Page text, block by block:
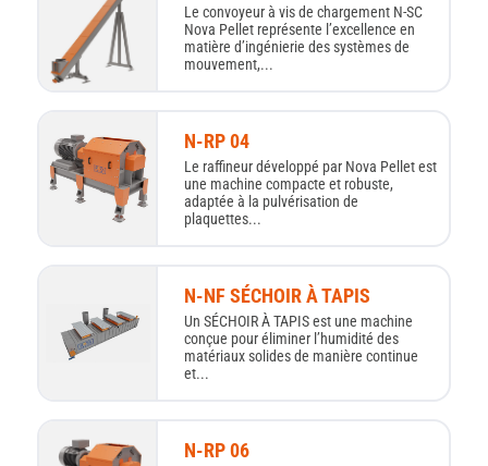
Le convoyeur à vis de chargement N‑SC
Nova Pellet représente l’excellence en
matière d’ingénierie des systèmes de
mouvement,...
N-RP 04
Le raffineur développé par Nova Pellet est
une machine compacte et robuste,
adaptée à la pulvérisation de
plaquettes...
N-NF SÉCHOIR À TAPIS
Un SÉCHOIR À TAPIS est une machine
conçue pour éliminer l’humidité des
matériaux solides de manière continue
et...
N-RP 06